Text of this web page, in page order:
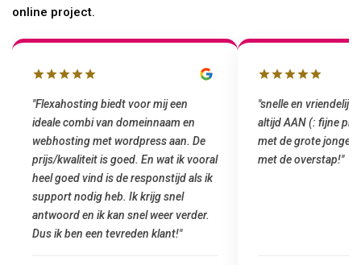
online project.
biedt voor mij een
van domeinnaam en
met wordpress aan. De
is goed. En wat ik vooral
is de responstijd als ik
heb. Ik krijg snel
ik kan snel weer verder.
een tevreden klant!"
"snelle en vriendelijke service. staat
altijd AAN (: fijne prijzen vergeleken
met de grote jongens en dus nu al blij
met de overstap!"